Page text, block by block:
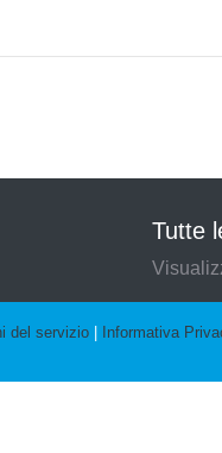
Tutte
del servizio| Informativa